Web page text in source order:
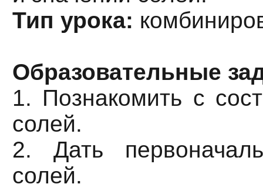
Тип урока:
Образовательные
1. Познакомить с
солей.
2. Дать
солей.